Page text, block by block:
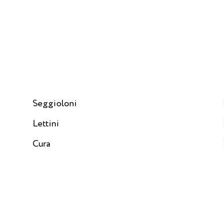
Seggioloni
Lettini
Cura